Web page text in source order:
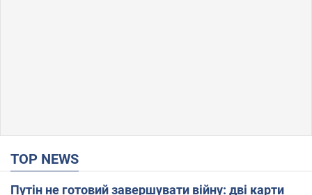
TOP NEWS
Путін не готовий завершувати війну: дві карти